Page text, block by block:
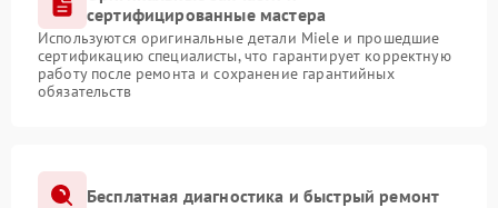
сертифицированные мастера
Используются оригинальные детали Miele и прошедшие
сертификацию специалисты, что гарантирует корректную
работу после ремонта и сохранение гарантийных
обязательств
Бесплатная диагностика и быстрый ремонт